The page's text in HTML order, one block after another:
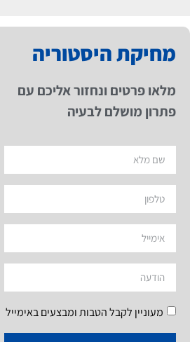
מחיקת היסטוריה
מלאו פרטים ונחזור אליכם עם
פתרון מושלם לבעיה
מעוניין לקבל הטבות ומבצעים באימייל